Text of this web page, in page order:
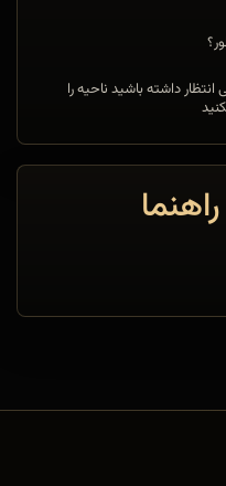
داشته باشید ناحیه را